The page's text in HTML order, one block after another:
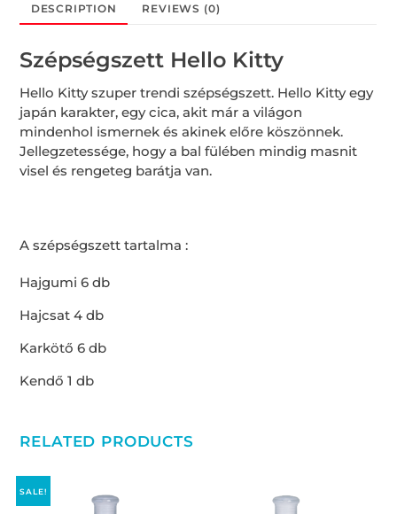
DESCRIPTION REVIEWS (0)
Szépségszett Hello Kitty
Hello Kitty szuper trendi szépségszett. Hello Kitty egy
japán karakter, egy cica, akit már a világon
mindenhol ismernek és akinek előre köszönnek.
Jellegzetessége, hogy a bal fülében mindig masnit
visel és rengeteg barátja van.
A szépségszett tartalma :
Hajgumi 6 db
Hajcsat 4 db
Karkötő 6 db
Kendő 1 db
RELATED PRODUCTS
SALE!